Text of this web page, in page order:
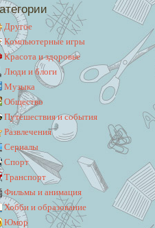
Другое
Компьютерные игры
Красота и здоровье
Люди и блоги
Музыка
Общество
Путешествия и события
Развлечения
Сериалы
Спорт
Транспорт
Фильмы и анимация
Хобби и образование
Юмор